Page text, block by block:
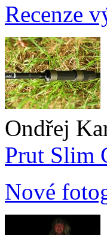
Recenze
Ondřej
Prut Slim
Nové